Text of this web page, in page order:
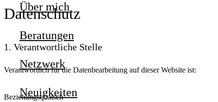
Über mich
Beratungen
Netzwerk
Neuigkeiten
Datenschutz
1. Verantwortliche Stelle
Verantwortlich für die Datenbearbeitung auf dieser Website ist:
Beziehungsquatsch